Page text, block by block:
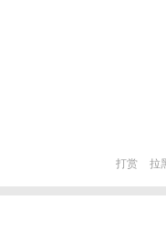
打赏 拉